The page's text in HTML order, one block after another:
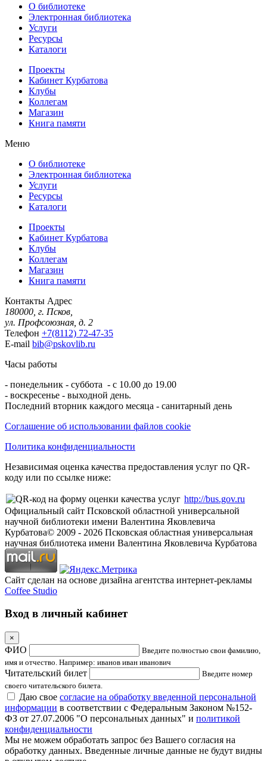
О библиотеке
Электронная библиотека
Услуги
Ресурсы
Каталоги
Проекты
Кабинет Курбатова
Клубы
Коллегам
Магазин
Книга памяти
Меню
О библиотеке
Электронная библиотека
Услуги
Ресурсы
Каталоги
Проекты
Кабинет Курбатова
Клубы
Коллегам
Магазин
Книга памяти
Контакты Адрес
180000, г. Псков,
ул. Профсоюзная, д. 2
Телефон +7(8112) 72-47-35
E-mail bib@pskovlib.ru
Часы работы
- понедельник - суббота - с 10.00 до 19.00
- воскресенье - выходной день.
Последний вторник каждого месяца - санитарный день
Соглашение об использовании файлов cookie
Политика конфиденциальности
Независимая оценка качества предоставления услуг по QR-
коду или по ссылке ниже:
http://bus.gov.ru
Официальный сайт Псковской областной универсальной
научной библиотеки имени Валентина Яковлевича
Курбатова© 2009 - 2026 Псковская областная универсальная
научная библиотека имени Валентина Яковлевича Курбатова
Сайт сделан на основе дизайна агентства интернет-рекламы
Coffee Studio
Вход в личный кабинет
×
ФИО
Введите полностью свои фамилию,
имя и отчество. Например: иванов иван иванович
Читательский билет
Введите номер
своего читательского билета.
Даю свое согласие на обработку введенной персональной
информации в соответствии с Федеральным Законом №152-
ФЗ от 27.07.2006 "О персональных данных" и политикой
конфиденциальности
Мы не можем обработать запрос без Вашего согласия на
обработку данных. Введенные личные данные не будут видны